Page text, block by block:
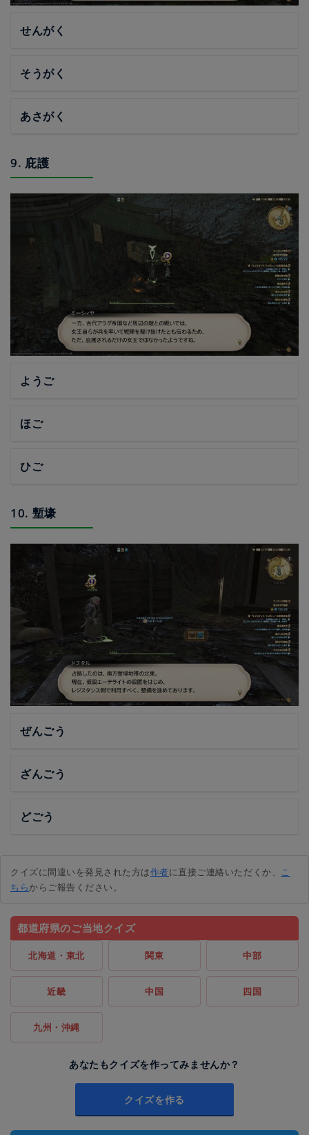
せんがく
そうがく
あさがく
9. 庇護
ようご
ほご
ひご
10. 塹壕
ぜんごう
ざんごう
どごう
クイズに間違いを発見された方は作者に直接ご連絡いただくか、 こ
ちらからご報告ください。
都道府県のご当地クイズ
北海道・東北 関東 中部
近畿 中国 四国
九州・沖縄
あなたもクイズを作ってみませんか？
クイズを作る